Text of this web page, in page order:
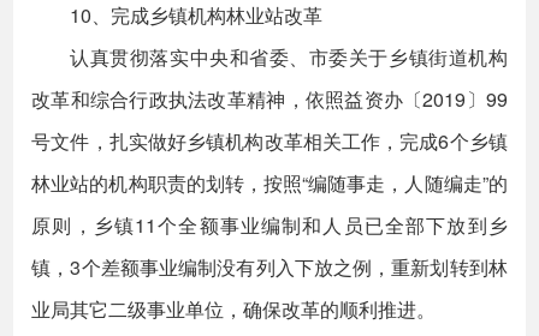
10、完成乡镇机构林业站改革
认真贯彻落实中央和省委、市委关于乡镇街道机构
改革和综合行政执法改革精神，依照益资办〔2019〕99
号文件，扎实做好乡镇机构改革相关工作，完成6个乡镇
林业站的机构职责的划转，按照“编随事走，人随编走”的
原则，乡镇11个全额事业编制和人员已全部下放到乡
镇，3个差额事业编制没有列入下放之例，重新划转到林
业局其它二级事业单位，确保改革的顺利推进。